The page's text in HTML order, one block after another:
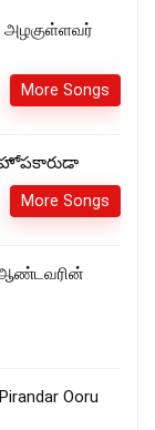
அழகுள்ளவர்
More Songs
మహోపకారుడా
More Songs
ஆண்டவரின்
Ooru